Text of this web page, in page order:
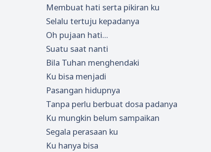
Membuat hati serta pikiran ku
Selalu tertuju kepadanya
Oh pujaan hati...
Suatu saat nanti
Bila Tuhan menghendaki
Ku bisa menjadi
Pasangan hidupnya
Tanpa perlu berbuat dosa padanya
Ku mungkin belum sampaikan
Segala perasaan ku
Ku hanya bisa